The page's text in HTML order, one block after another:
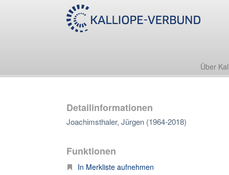
Über
Detailinformationen
Joachimsthaler, Jürgen (1964-2018)
Funktionen
In Merkliste aufnehmen